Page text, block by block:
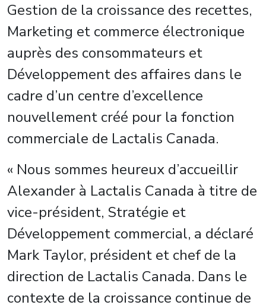
Gestion de la croissance des recettes,
Marketing et commerce électronique
auprès des consommateurs et
Développement des affaires dans le
cadre d’un centre d’excellence
nouvellement créé pour la fonction
commerciale de Lactalis Canada.
« Nous sommes heureux d’accueillir
Alexander à Lactalis Canada à titre de
vice-président, Stratégie et
Développement commercial, a déclaré
Mark Taylor, président et chef de la
direction de Lactalis Canada. Dans le
contexte de la croissance continue de